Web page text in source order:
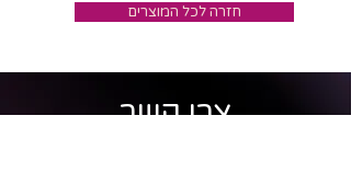
חזרה לכל המוצרים
צרו קשר